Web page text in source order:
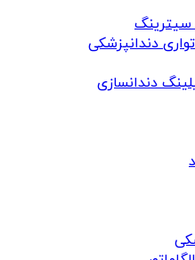
سیترینگ
دندانپزشکی
دندانسازی